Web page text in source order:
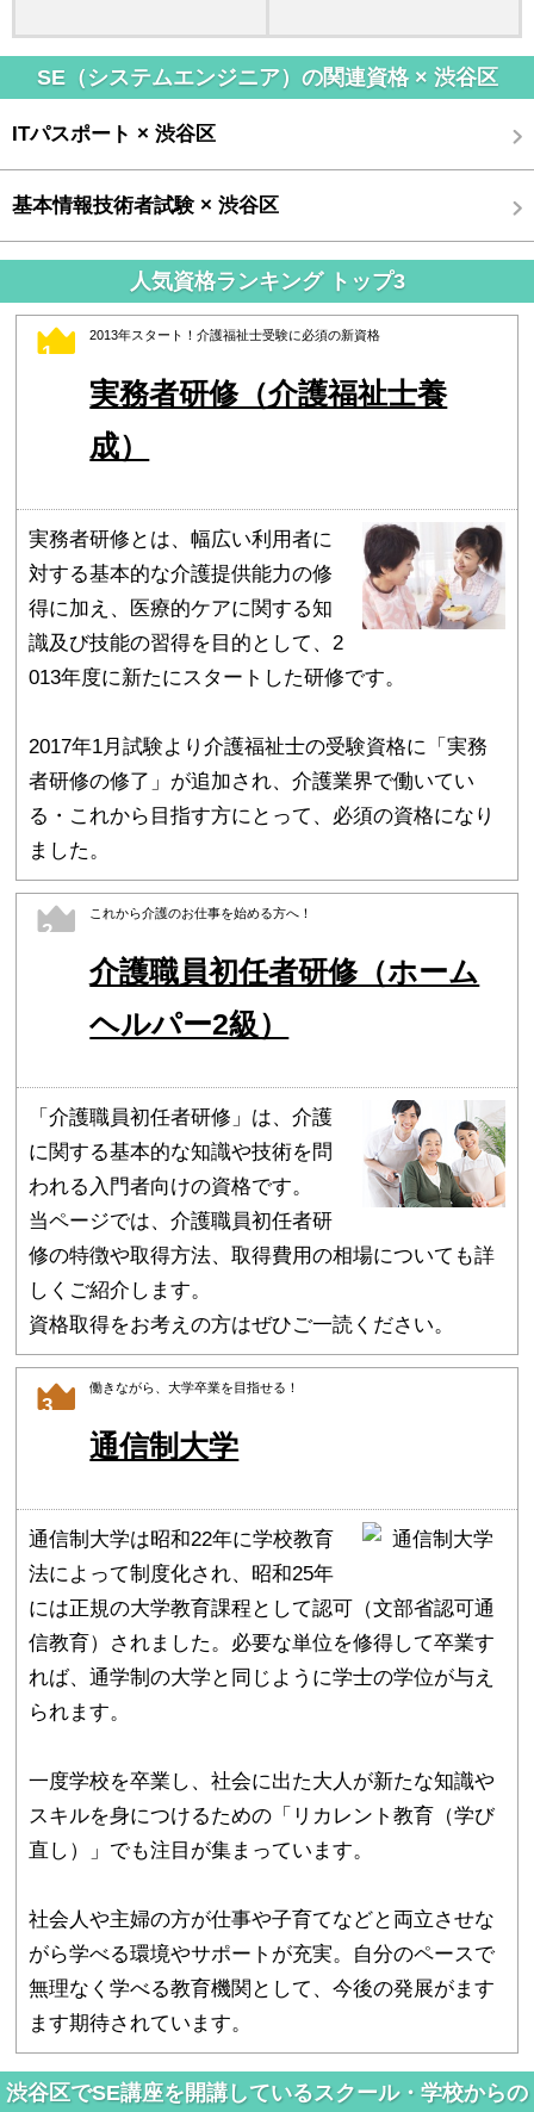
SE（システムエンジニア）の関連資格 × 渋谷区
ITパスポート × 渋谷区
基本情報技術者試験 × 渋谷区
人気資格ランキング トップ3
1
2013年スタート！介護福祉士受験に必須の新資格
実務者研修（介護福祉士養
成）
実務者研修とは、幅広い利用者に
対する基本的な介護提供能力の修
得に加え、医療的ケアに関する知
識及び技能の習得を目的として、2
013年度に新たにスタートした研修です。
2017年1月試験より介護福祉士の受験資格に「実務
者研修の修了」が追加され、介護業界で働いてい
る・これから目指す方にとって、必須の資格になり
ました。
2
これから介護のお仕事を始める方へ！
介護職員初任者研修（ホーム
ヘルパー2級）
「介護職員初任者研修」は、介護
に関する基本的な知識や技術を問
われる入門者向けの資格です。
当ページでは、介護職員初任者研
修の特徴や取得方法、取得費用の相場についても詳
しくご紹介します。
資格取得をお考えの方はぜひご一読ください。
3
働きながら、大学卒業を目指せる！
通信制大学
通信制大学は昭和22年に学校教育
法によって制度化され、昭和25年
には正規の大学教育課程として認可（文部省認可通
信教育）されました。必要な単位を修得して卒業す
れば、通学制の大学と同じように学士の学位が与え
られます。
一度学校を卒業し、社会に出た大人が新たな知識や
スキルを身につけるための「リカレント教育（学び
直し）」でも注目が集まっています。
社会人や主婦の方が仕事や子育てなどと両立させな
がら学べる環境やサポートが充実。自分のペースで
無理なく学べる教育機関として、今後の発展がます
ます期待されています。
渋谷区でSE講座を開講しているスクール・学校からの